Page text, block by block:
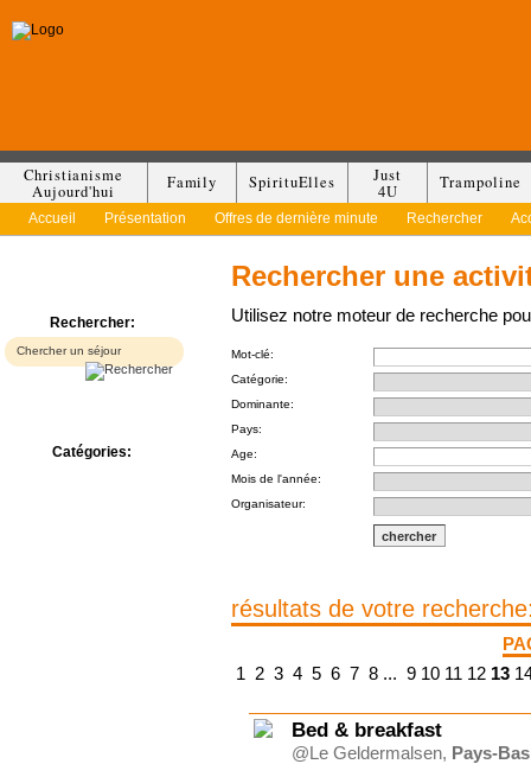
Christianisme
Aujourd'hui
Family SpirituElles
Just
4U
Trampoline
Accueil Présentation Offres de dernière minute Rechercher
Rechercher:
Catégories:
Rechercher une
Utilisez notre moteur de recherche
Mot-clé:
Catégorie:
Dominante:
Pays:
Age:
Mois de l'année:
Organisateur:
résultats de votre
1 2 3 4 5 6 7 8 ... 9 10 11 12 13
Bed & breakfast
@Le Geldermalsen, Pays-Bas